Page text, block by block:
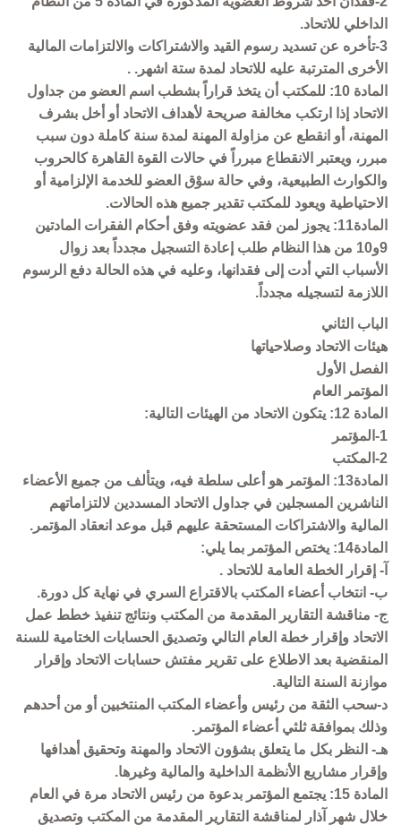
الداخلي للاتحاد.
3-تأخره عن تسديد رسوم القيد والاشتراكات والالتزامات المالية
الأخرى المترتبة عليه للاتحاد لمدة ستة اشهر. .
المادة 10: للمكتب أن يتخذ قراراً بشطب اسم العضو من جداول
الاتحاد إذا ارتكب مخالفة صريحة لأهداف الاتحاد أو أخل بشرف
المهنة، أو انقطع عن مزاولة المهنة لمدة سنة كاملة دون سبب
مبرر، ويعتبر الانقطاع مبرراً في حالات القوة القاهرة كالحروب
والكوارث الطبيعية، وفي حالة سوْق العضو للخدمة الإلزامية أو
الاحتياطية ويعود للمكتب تقدير جميع هذه الحالات.
المادة11: يجوز لمن فقد عضويته وفق أحكام الفقرات المادتين
9و10 من هذا النظام طلب إعادة التسجيل مجدداً بعد زوال
الأسباب التي أدت إلى فقدانها، وعليه في هذه الحالة دفع الرسوم
اللازمة لتسجيله مجدداً.
الباب الثاني
هيئات الاتحاد وصلاحياتها
الفصل الأول
المؤتمر العام
المادة 12: يتكون الاتحاد من الهيئات التالية:
1-المؤتمر
2-المكتب
المادة13: المؤتمر هو أعلى سلطة فيه، ويتألف من جميع الأعضاء
الناشرين المسجلين في جداول الاتحاد المسددين لالتزاماتهم
المالية والاشتراكات المستحقة عليهم قبل موعد انعقاد المؤتمر.
المادة14: يختص المؤتمر بما يلي:
آ- إقرار الخطة العامة للاتحاد .
ب- انتخاب أعضاء المكتب بالاقتراع السري في نهاية كل دورة.
ج- مناقشة التقارير المقدمة من المكتب ونتائج تنفيذ خطط عمل
الاتحاد وإقرار خطة العام التالي وتصديق الحسابات الختامية للسنة
المنقضية بعد الاطلاع على تقرير مفتش حسابات الاتحاد وإقرار
موازنة السنة التالية.
د-سحب الثقة من رئيس وأعضاء المكتب المنتخبين أو من أحدهم
وذلك بموافقة ثلثي أعضاء المؤتمر.
هـ- النظر بكل ما يتعلق بشؤون الاتحاد والمهنة وتحقيق أهدافها
وإقرار مشاريع الأنظمة الداخلية والمالية وغيرها.
المادة 15: يجتمع المؤتمر بدعوة من رئيس الاتحاد مرة في العام
خلال شهر آذار لمناقشة التقارير المقدمة من المكتب وتصديق